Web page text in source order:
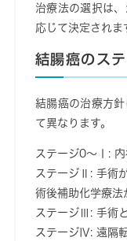
治療法の選択は
応じて決定されま
結腸癌のス
結腸癌の治療方
て異なります。
ステージ0〜Ⅰ :
ステージⅡ : 手術
術後補助化学療法
ステージⅢ : 手術
ステージⅣ: 遠隔